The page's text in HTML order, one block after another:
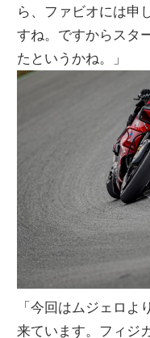
ら、ファビオには申
すね。ですからスタ
たというかね。」
「今回はムジェロよ
来ています。フィジ